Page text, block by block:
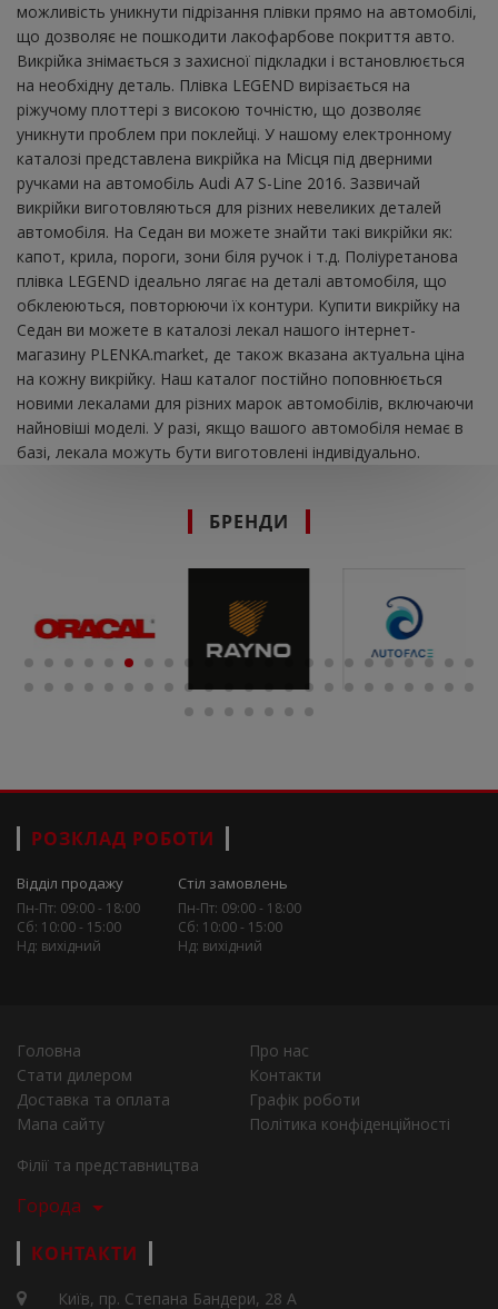
можливість уникнути підрізання плівки прямо на автомобілі,
що дозволяє не пошкодити лакофарбове покриття авто.
Викрійка знімається з захисної підкладки і встановлюється
на необхідну деталь. Плівка LEGEND вирізається на
ріжучому плоттері з високою точністю, що дозволяє
уникнути проблем при поклейці. У нашому електронному
каталозі представлена ​​викрійка на Місця під дверними
ручками на автомобіль Audi A7 S-Line 2016. Зазвичай
викрійки виготовляються для різних невеликих деталей
автомобіля. На Седан ви можете знайти такі викрійки як:
капот, крила, пороги, зони біля ручок і т.д. Поліуретанова
плівка LEGEND ідеально лягає на деталі автомобіля, що
обклеюються, повторюючи їх контури. Купити викрійку на
Седан ви можете в каталозі лекал нашого інтернет-
магазину PLENKA.market, де також вказана актуальна ціна
на кожну викрійку. Наш каталог постійно поповнюється
новими лекалами для різних марок автомобілів, включаючи
найновіші моделі. У разі, якщо вашого автомобіля немає в
базі, лекала можуть бути виготовлені індивідуально.
БРЕНДИ
РОЗКЛАД РОБОТИ
Відділ продажу
Пн-Пт: 09:00 - 18:00
Сб: 10:00 - 15:00
Нд: вихідний
Стіл замовлень
Пн-Пт: 09:00 - 18:00
Сб: 10:00 - 15:00
Нд: вихідний
Головна
Про нас
Стати дилером
Контакти
Доставка та оплата
Графік роботи
Мапа сайту
Політика конфіденційності
Філії та представництва
Города
КОНТАКТИ
Київ, пр. Степана Бандери, 28 А